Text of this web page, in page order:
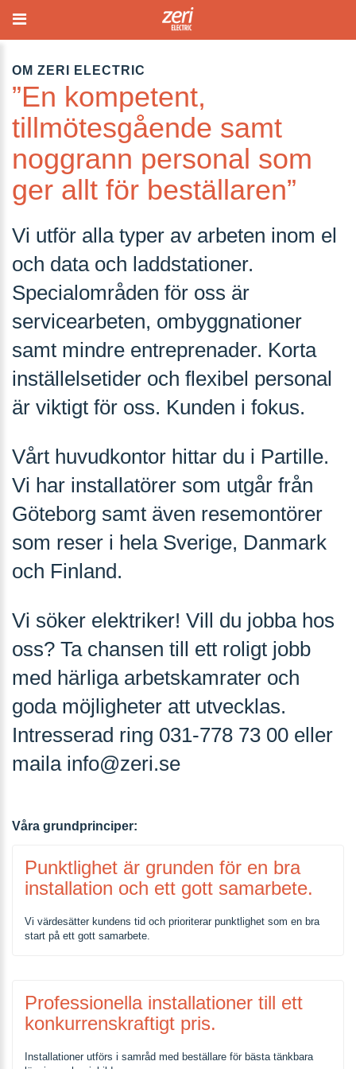
OM ZERI ELECTRIC
”En kompetent,
tillmötesgående samt
noggrann personal som
ger allt för beställaren”
Vi utför alla typer av arbeten inom el
och data och laddstationer.
Specialområden för oss är
servicearbeten, ombyggnationer
samt mindre entreprenader. Korta
inställelsetider och flexibel personal
är viktigt för oss. Kunden i fokus.
Vårt huvudkontor hittar du i Partille.
Vi har installatörer som utgår från
Göteborg samt även resemontörer
som reser i hela Sverige, Danmark
och Finland.
Vi söker elektriker! Vill du jobba hos
oss? Ta chansen till ett roligt jobb
med härliga arbetskamrater och
goda möjligheter att utvecklas.
Intresserad ring 031-778 73 00 eller
maila info@zeri.se
Våra grundprinciper:
Punktlighet är grunden för en bra
installation och ett gott samarbete.
Vi värdesätter kundens tid och prioriterar punktlighet som en bra
start på ett gott samarbete.
Professionella installationer till ett
konkurrenskraftigt pris.
Installationer utförs i samråd med beställare för bästa tänkbara